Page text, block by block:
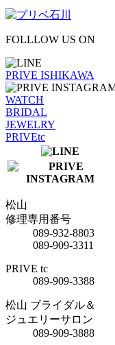
FOLLLOW US ON
PRIVE ISHIKAWA
WATCH
BRIDAL
JEWELRY
PRIVEtc
松山
修理専用番号
089-932-8803
089-909-3311
PRIVE tc
089-909-3388
松山 ブライダル＆
ジュエリーサロン
089-909-3888